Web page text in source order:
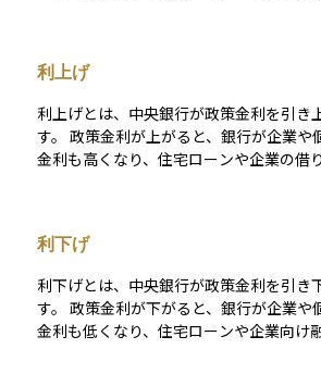
指標）とされており、すでに進行中の景
るために使われます。たとえば、リスト
あとに、失業率の悪化が統計として現れる
融市場においても失業率は注目される指
では雇用統計とセットで市場が大きく反
もあり、相場の反応は複雑です。 また、失業率の水準だけでな
えば、労働参加率の変動によって失業率
単純な判断には注意が必要です。
利上げ
利上げとは、中央銀行が政策金利を引き
す。 政策金利が上がると、銀行が企業や個人にお金を貸す際の
金利も高くなり、住宅ローンや企業の借
レを抑制する目的で利上げが行われます。 利上げは金融市場に
も大きな影響を与えます。金利が上がる
利回りが高まり、相対的に株式の魅力が
落する要因となることがあります。また
貨の魅力を高めるため、為替市場では通
利下げ
利下げとは、中央銀行が政策金利を引き
す。 政策金利が下がると、銀行が企業や個人にお金を貸す際の
金利も低くなり、住宅ローンや企業向け